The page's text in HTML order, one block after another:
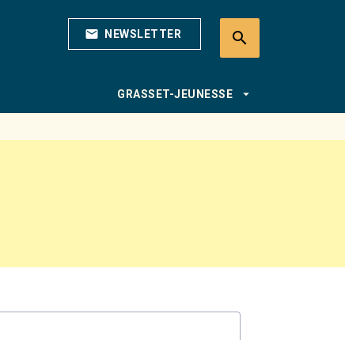
mail NEWSLETTER search
GRASSET-JEUNESSE arrow_drop_down